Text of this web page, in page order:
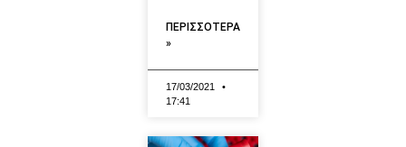
ΠΕΡΙΣΣΟΤΕΡΑ
»
17/03/2021
17:41